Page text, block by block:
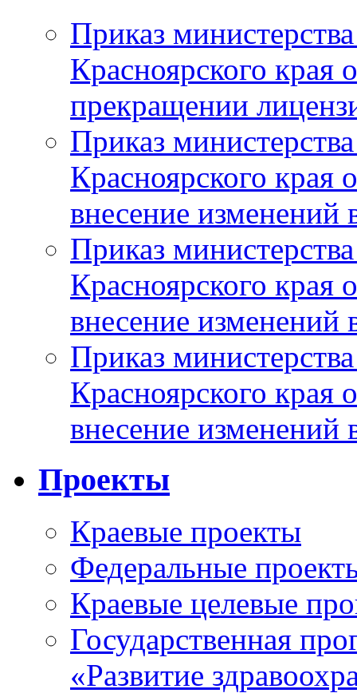
Приказ
Красноярского
прекращении
Приказ
Красноярского
внесение изменений
Приказ
Красноярского
внесение изменений
Приказ
Красноярского
внесение изменений
Проекты
Краевые проекты
Федеральные
Краевые целевые
Государственная
«Развитие